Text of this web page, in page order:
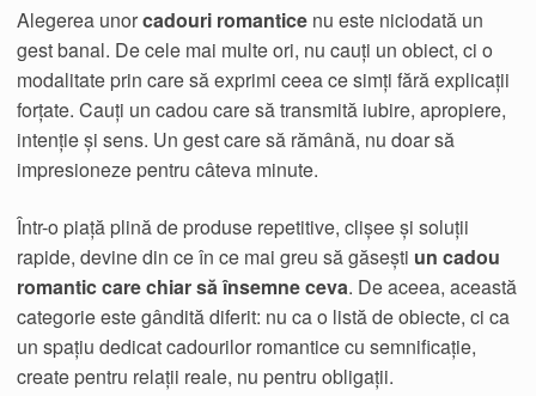
Alegerea unorcadouri romantice nu este niciodată un
gest banal. De cele mai multe ori, nu cauți un obiect, ci o
modalitate prin care să exprimi ceea ce simți fără explicații
forțate. Cauți un cadou care să transmită iubire, apropiere,
intenție și sens. Un gest care să rămână, nu doar să
impresioneze pentru câteva minute.
Într-o piață plină de produse repetitive, clișee și soluții
rapide, devine din ce în ce mai greu să găsești un cadou
romantic care chiar să însemne ceva. De aceea, această
categorie este gândită diferit: nu ca o listă de obiecte, ci ca
un spațiu dedicat cadourilor romantice cu semnificație,
create pentru relații reale, nu pentru obligații.